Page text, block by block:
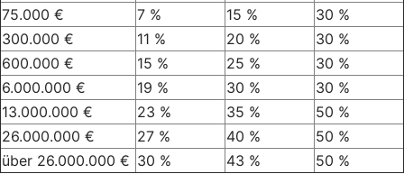
75.000 €
7 % 15 %
30 %
300.000 €
11 % 20 %
30 %
600.000 €
15 % 25 %
30 %
6.000.000 €
19 % 30 %
30 %
13.000.000 €
23 % 35 %
50 %
26.000.000 €
27 % 40 %
50 %
über 26.000.000 € 30 % 43 % 50 %